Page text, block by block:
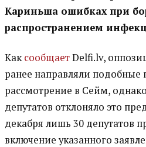
Кариньша ошибках при
распространением
КаксообщаетDelfi.lv,
ранее направляли подобные
рассмотрение в Сейм,
депутатов отклоняло это
декабря лишь 30 депутатов
включение указанного